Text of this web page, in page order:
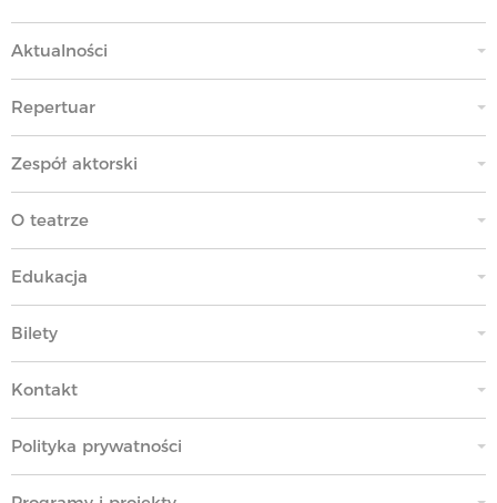
Aktualności
Repertuar
Zespół aktorski
O teatrze
Edukacja
Bilety
Kontakt
Polityka prywatności